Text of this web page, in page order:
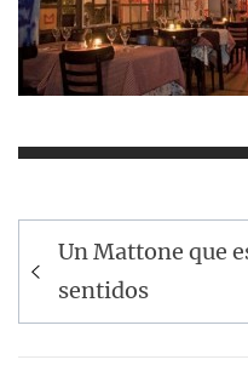
Navegación
de
entradas
Un Mattone que
sentidos